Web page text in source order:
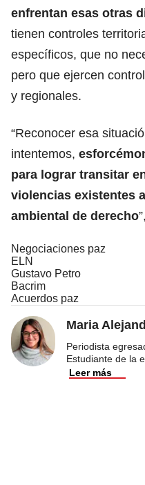
enfrentan esas otras
tienen controles
específicos, que no
pero que ejercen
y regionales.
“Reconocer esa
intentemos,
para lograr transitar
violencias existentes
ambiental de derecho
Negociaciones paz
ELN
Gustavo Petro
Bacrim
Acuerdos paz
Maria
Periodista
Estudiante de la
Leer más